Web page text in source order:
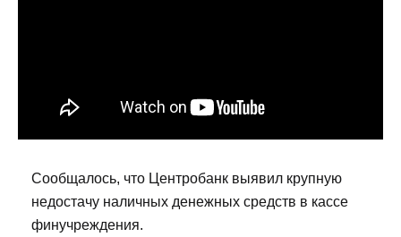
Сообщалось, что Центробанк выявил крупную
недостачу наличных денежных средств в кассе
финучреждения.